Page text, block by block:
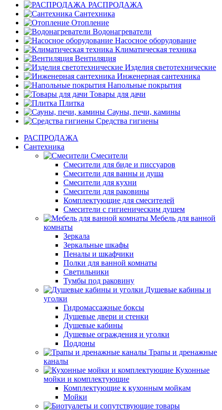
РАСПРОДАЖА
Сантехника
Отопление
Водонагреватели
Насосное оборудование
Климатическая техника
Вентиляция
Изделия светотехнические
Инженерная сантехника
Напольные покрытия
Товары для дачи
Плитка
Сауны, печи, камины
Средства гигиены
РАСПРОДАЖА
Сантехника
Смесители
Смесители для биде и писсуаров
Смесители для ванны и душа
Смесители для кухни
Смесители для раковины
Комплектующие для смесителей
Смесители с гигиеническим душем
Мебель для ванной
комнаты
Зеркала
Зеркальные шкафы
Пеналы и шкафчики
Полки для ванной комнаты
Светильники
Тумбы под раковину
Душевые кабины и
уголки
Гидромассажные боксы
Душевые двери и стенки
Душевые кабины
Душевые ограждения и уголки
Поддоны
Трапы и дренажные
каналы
Кухонные
мойки и комплектующие
Комплектующие к кухонным мойкам
Мойки